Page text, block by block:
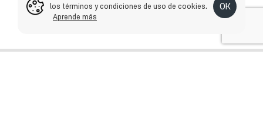
los términos y condiciones de uso de cookies.
Aprende más
OK